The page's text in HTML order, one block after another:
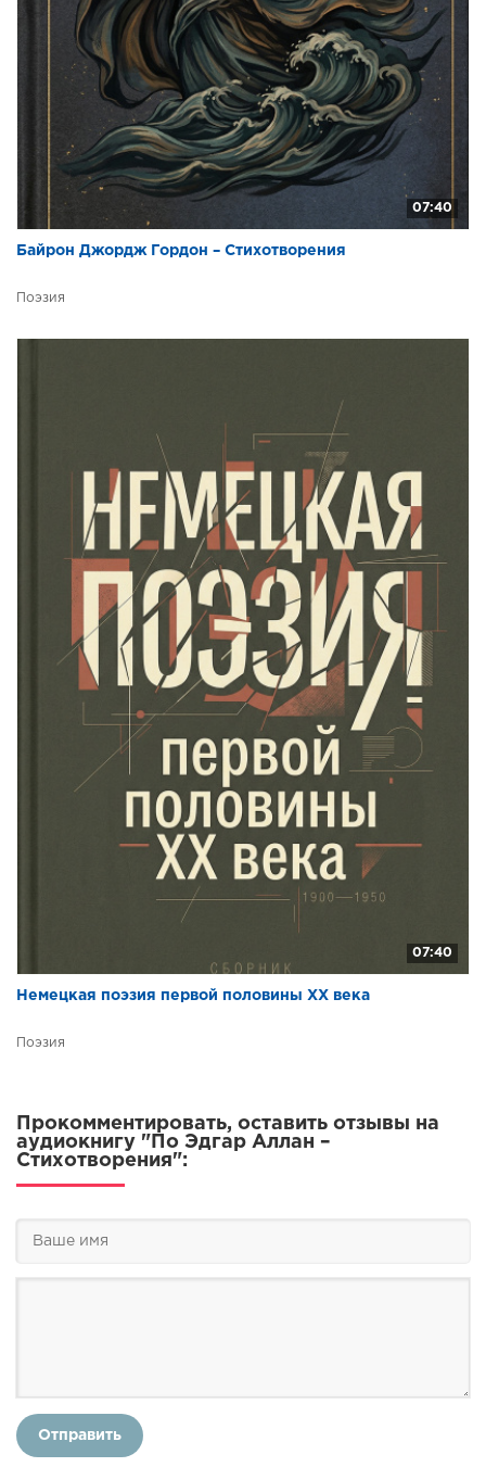
07:40
Байрон Джордж Гордон – Стихотворения
Поэзия
07:40
Немецкая поэзия первой половины XX века
Поэзия
Прокомментировать, оставить отзывы на
аудиокнигу "По Эдгар Аллан –
Стихотворения":
Отправить